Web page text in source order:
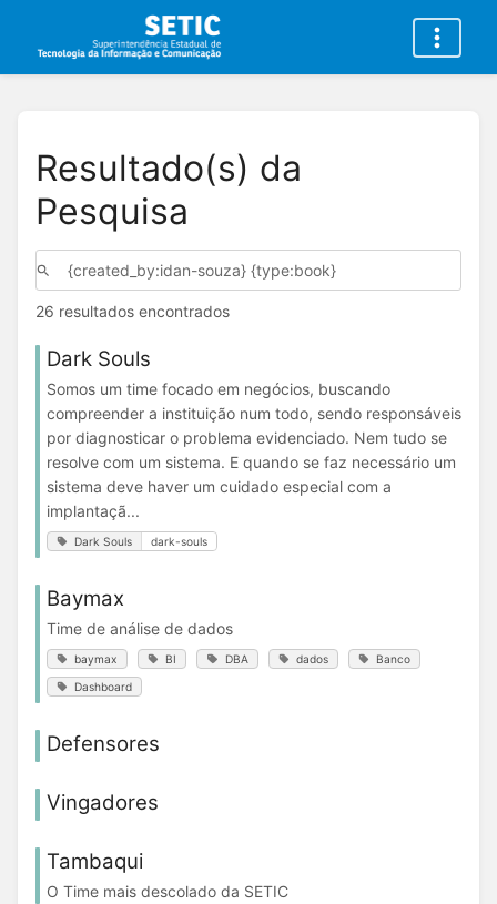
Resultado(s) da
Pesquisa
26 resultados encontrados
Dark Souls
Somos um time focado em negócios, buscando
compreender a instituição num todo, sendo responsáveis
por diagnosticar o problema evidenciado. Nem tudo se
resolve com um sistema. E quando se faz necessário um
sistema deve haver um cuidado especial com a
implantaçã...
Dark Souls dark-souls
Baymax
Time de análise de dados
baymax BI DBA dados Banco
Dashboard
Defensores
Vingadores
Tambaqui
O Time mais descolado da SETIC